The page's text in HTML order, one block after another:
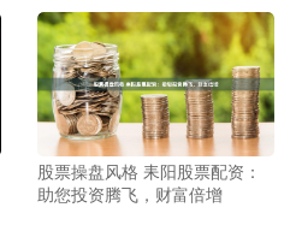
股票操盘风格 耒阳股票配资：
助您投资腾飞，财富倍增